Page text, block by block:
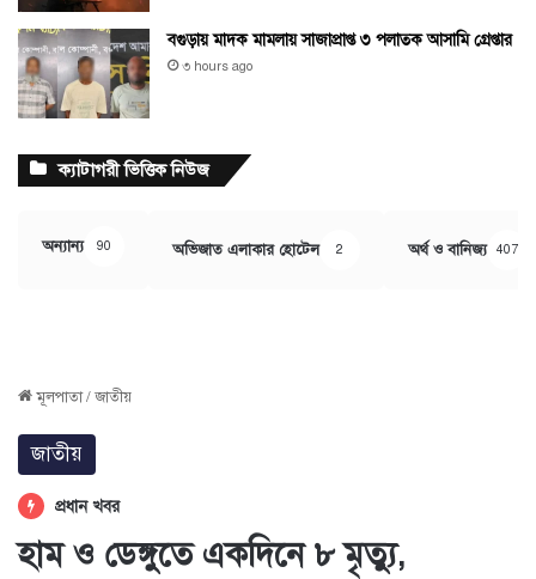
বগুড়ায় মাদক মামলায় সাজাপ্রাপ্ত ৩ পলাতক আসামি গ্রেপ্তার
৩ hours ago
ক্যাটাগরী ভিত্তিক নিউজ
অন্যান্য 90 অভিজাত এলাকার হোটেল 2 অর্থ ও বানিজ্য 407